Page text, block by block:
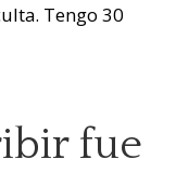
Tengo 30
fue